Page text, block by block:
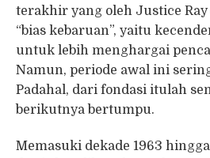
terakhir yang oleh Justice Ray
“bias kebaruan”, yaitu
untuk lebih menghargai
Namun, periode awal ini
Padahal, dari fondasi itulah
berikutnya bertumpu.
Memasuki dekade 1963